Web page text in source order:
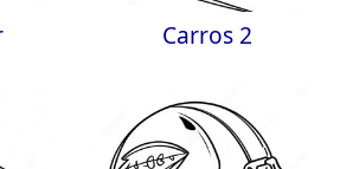
Carros 2